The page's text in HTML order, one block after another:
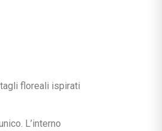
floreali ispirati
L’interno